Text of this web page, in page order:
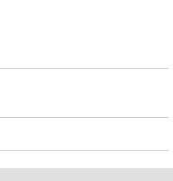
Les domaines
accessibles: